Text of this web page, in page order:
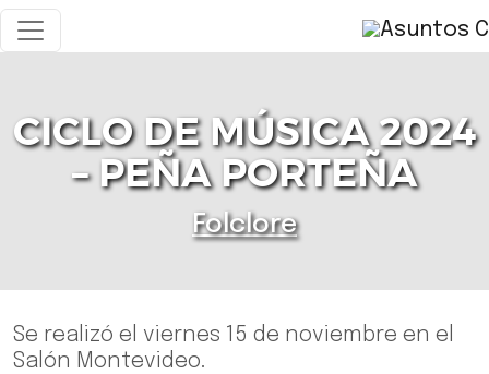
CICLO DE MÚSICA 2024
– PEÑA PORTEÑA
Folclore
Se realizó el viernes 15 de noviembre en el
Salón Montevideo.